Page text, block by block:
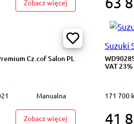
Zobacz więcej: WJ8331L#1.5
Cz.cof Salon PL
Manualna
Zobacz więcej: WD7864P#1.2
Suzuki
VAT 23%
171 700
41